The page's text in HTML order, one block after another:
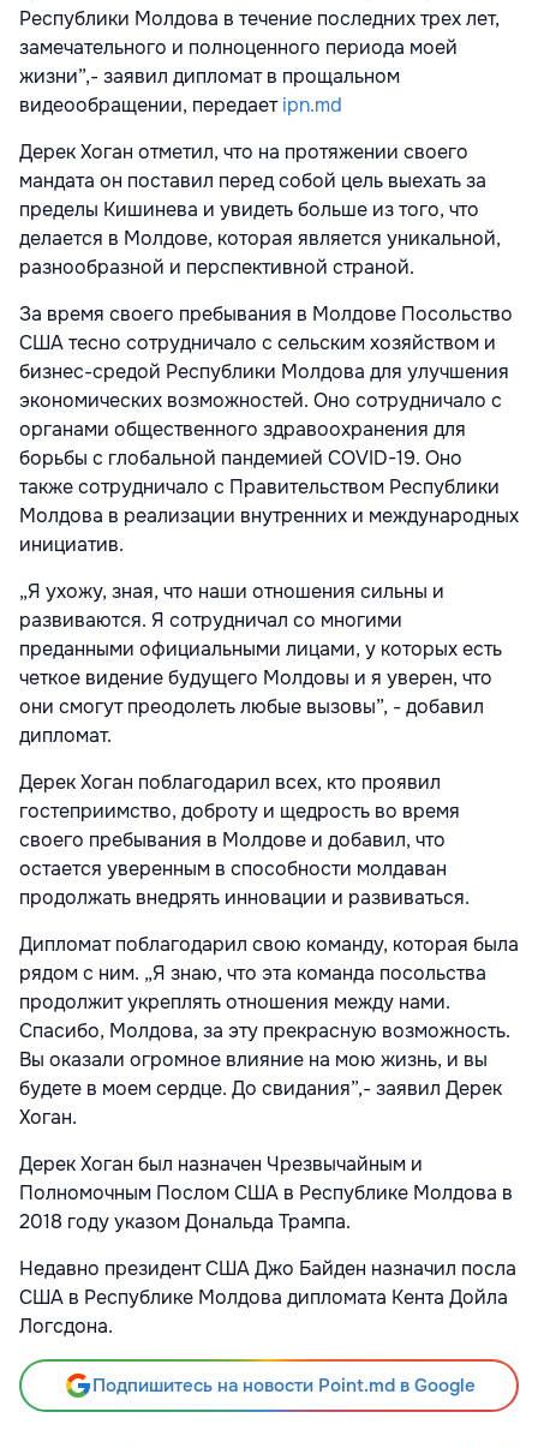
Республики Молдова в течение последних трех лет,
замечательного и полноценного периода моей
жизни”,- заявил дипломат в прощальном
видеообращении, передаетipn.md
Дерек Хоган отметил, что на протяжении своего
мандата он поставил перед собой цель выехать за
пределы Кишинева и увидеть больше из того, что
делается в Молдове, которая является уникальной,
разнообразной и перспективной страной.
За время своего пребывания в Молдове Посольство
США тесно сотрудничало с сельским хозяйством и
бизнес-средой Республики Молдова для улучшения
экономических возможностей. Оно сотрудничало с
органами общественного здравоохранения для
борьбы с глобальной пандемией COVID-19. Оно
также сотрудничало с Правительством Республики
Молдова в реализации внутренних и международных
инициатив.
„Я ухожу, зная, что наши отношения сильны и
развиваются. Я сотрудничал со многими
преданными официальными лицами, у которых есть
четкое видение будущего Молдовы и я уверен, что
они смогут преодолеть любые вызовы”, - добавил
дипломат.
Дерек Хоган поблагодарил всех, кто проявил
гостеприимство, доброту и щедрость во время
своего пребывания в Молдове и добавил, что
остается уверенным в способности молдаван
продолжать внедрять инновации и развиваться.
Дипломат поблагодарил свою команду, которая была
рядом с ним. „Я знаю, что эта команда посольства
продолжит укреплять отношения между нами.
Спасибо, Молдова, за эту прекрасную возможность.
Вы оказали огромное влияние на мою жизнь, и вы
будете в моем сердце. До свидания”,- заявил Дерек
Хоган.
Дерек Хоган был назначен Чрезвычайным и
Полномочным Послом США в Республике Молдова в
2018 году указом Дональда Трампа.
Недавно президент США Джо Байден назначил посла
США в Республике Молдова дипломата Кента Дойла
Логсдона.
Подпишитесь на новости Point.md в Google